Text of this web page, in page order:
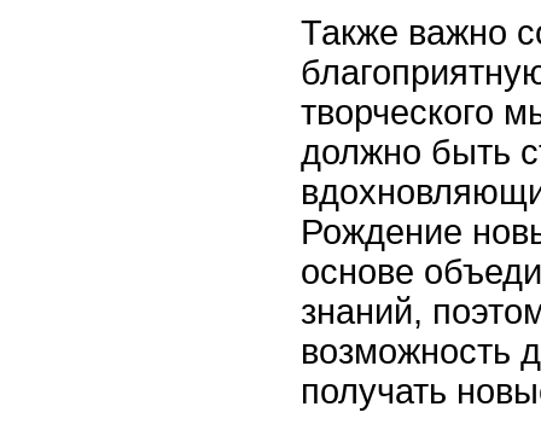
Также важно
творческого
должно быть
Рождение
основе
знаний,
возможность
получать